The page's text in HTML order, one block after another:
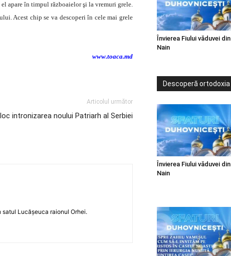
el apare în timpul războaielor şi la vremuri grele.
Acest chip se va descoperi în cele mai grele
www.toaca.md
Articolul următor
intronizarea noului Patriarh al Serbiei
satul Lucășeuca raionul Orhei.
Învierea Fiului văduvei din
Nain
Descoperă ortodoxia
Învierea Fiului văduvei din
Nain